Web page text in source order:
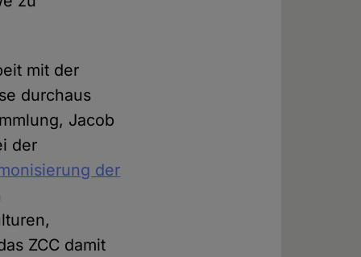
mit der
durchaus
Jacob
der
der
ZCC damit